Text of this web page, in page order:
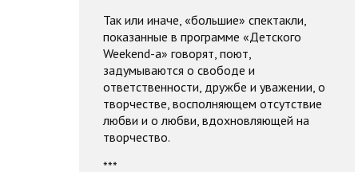
Так или иначе, «большие» спектакли,
показанные в программе «Детского
Weekend-а» говорят, поют,
задумываются о свободе и
ответственности, дружбе и уважении, о
творчестве, восполняющем отсутствие
любви и о любви, вдохновляющей на
творчество.
***